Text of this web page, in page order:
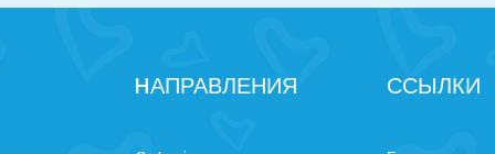
HАПРАВЛЕНИЯ ССЫЛКИ